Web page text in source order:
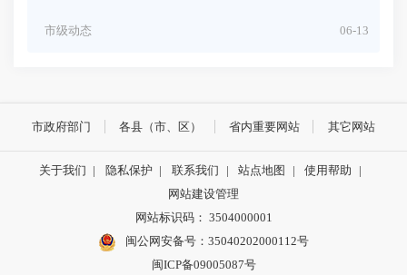
06-13
市级动态
市政府部门 各县（市、区） 省内重要网站 其它网站
关于我们 | 隐私保护 | 联系我们 | 站点地图 | 使用帮助
|
网站建设管理
网站标识码： 3504000001
闽公网安备号：35040202000112号
闽ICP备09005087号